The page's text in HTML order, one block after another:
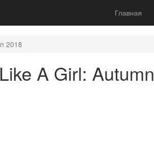
Главная
2018
A Girl: Autumn